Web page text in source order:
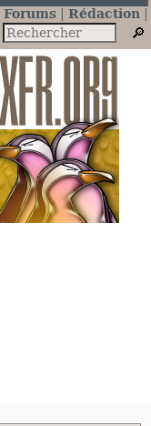
Forums
Rédaction